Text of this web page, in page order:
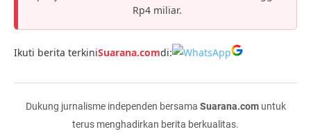
Rp4 miliar.
Ikuti berita terkiniSuarana.comdi:
Dukung jurnalisme independen bersama Suarana.comuntuk
terus menghadirkan berita berkualitas.